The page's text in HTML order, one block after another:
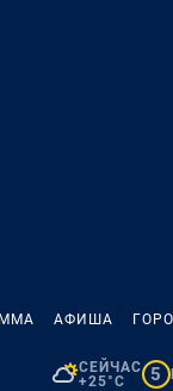
АФИША
СЕЙЧАС
+25°C
5